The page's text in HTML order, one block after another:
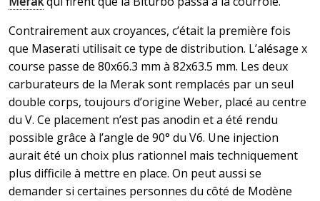
Contrairement aux croyances, c’était la première fois
que Maserati utilisait ce type de distribution. L’alésage x
course passe de 80x66.3 mm à 82x63.5 mm. Les deux
carburateurs de la Merak sont remplacés par un seul
double corps, toujours d’origine Weber, placé au centre
du V. Ce placement n’est pas anodin et a été rendu
possible grâce à l’angle de 90° du V6. Une injection
aurait été un choix plus rationnel mais techniquement
plus difficile à mettre en place. On peut aussi se
demander si certaines personnes du côté de Modène